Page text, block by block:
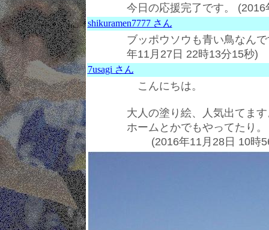
今日の応援完了です。
shikuramen7777 さん
ブッポウソウも青い鳥なん
年11月27日 22時13分15秒)
7usagi さん
こんにちは。
大人の塗り絵、人気出てま
ホームとかでもやってたり。
(2016年11月28日 10時